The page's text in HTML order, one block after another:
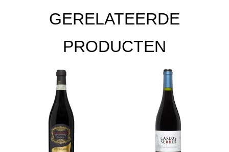
GERELATEERDE
PRODUCTEN